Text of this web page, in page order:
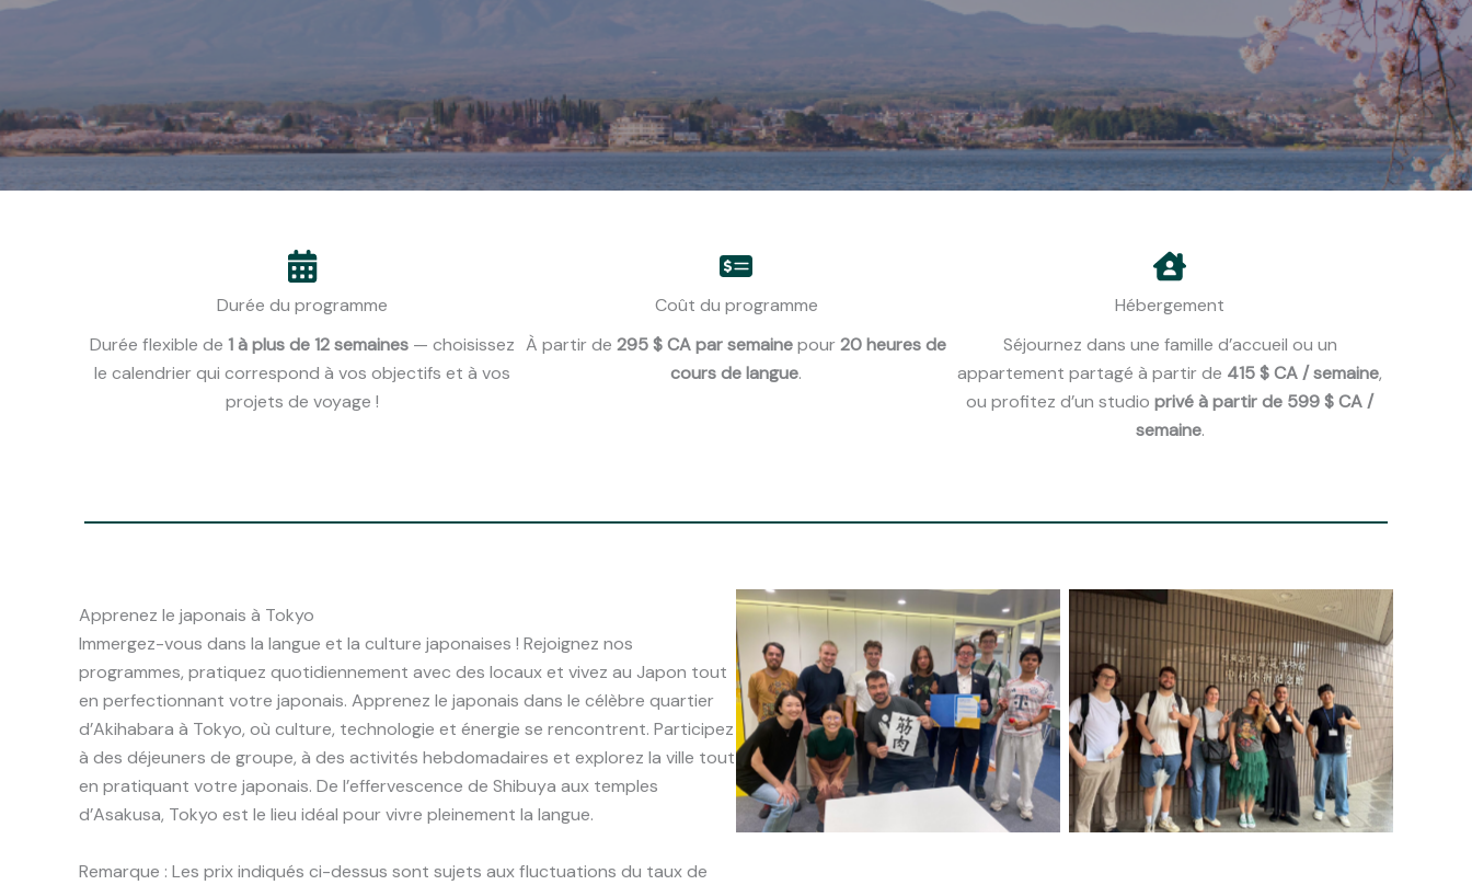
Durée du programme
Durée flexible de 1 à plus de 12 semaines — choisissez
le calendrier qui correspond à vos objectifs et à vos
projets de voyage !
Coût du programme
À partir de 295 $ CA par semainepour20 heures de
cours de langue.
Hébergement
Séjournez dans une famille d’accueil ou un
appartement partagé à partir de 415 $ CA / semaine,
ou profitez d’un studio privé à partir de 599 $ CA /
semaine.
Apprenez le japonais à Tokyo
Immergez-vous dans la langue et la culture japonaises ! Rejoignez nos
programmes, pratiquez quotidiennement avec des locaux et vivez au Japon tout
en perfectionnant votre japonais. Apprenez le japonais dans le célèbre quartier
d’Akihabara à Tokyo, où culture, technologie et énergie se rencontrent. Participez
à des déjeuners de groupe, à des activités hebdomadaires et explorez la ville tout
en pratiquant votre japonais. De l’effervescence de Shibuya aux temples
d’Asakusa, Tokyo est le lieu idéal pour vivre pleinement la langue.
Remarque : Les prix indiqués ci-dessus sont sujets aux fluctuations du taux de